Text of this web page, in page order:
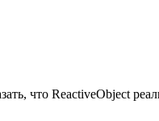
что ReactiveObject